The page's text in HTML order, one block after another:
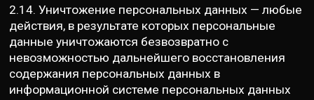
2.14. Уничтожение персональных данных — любые
действия, в результате которых персональные
данные уничтожаются безвозвратно с
невозможностью дальнейшего восстановления
содержания персональных данных в
информационной системе персональных данных